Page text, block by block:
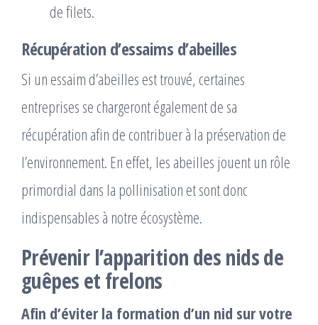
de filets.
Récupération d’essaims d’abeilles
Si un essaim d’abeilles est trouvé, certaines
entreprises se chargeront également de sa
récupération afin de contribuer à la préservation de
l’environnement. En effet, les abeilles jouent un rôle
primordial dans la pollinisation et sont donc
indispensables à notre écosystème.
Prévenir l’apparition des nids de
guêpes et frelons
Afin d’éviter la formation d’un nid sur votre